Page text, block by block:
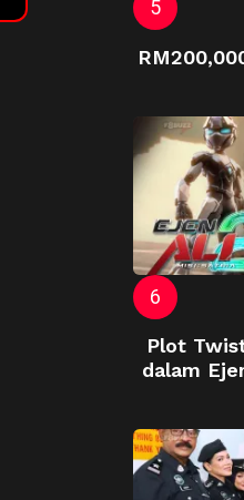
Plot
dalam